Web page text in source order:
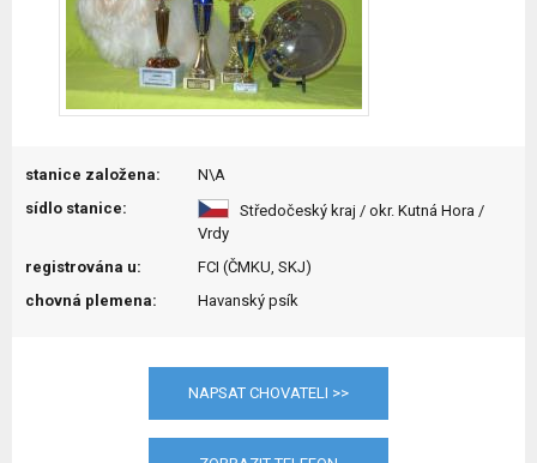
stanice založena:
N\A
sídlo stanice:
Středočeský kraj / okr. Kutná Hora /
Vrdy
registrována u:
FCI (ČMKU, SKJ)
chovná plemena:
Havanský psík
NAPSAT CHOVATELI >>